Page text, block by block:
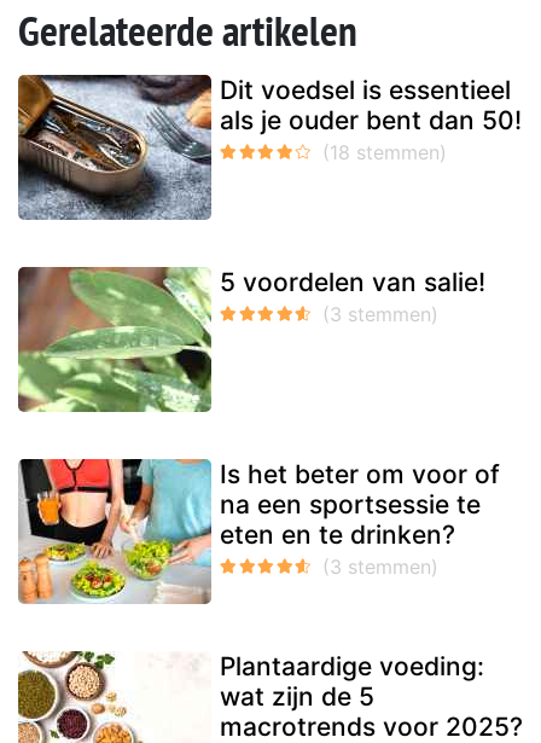
Gerelateerde artikelen
Dit voedsel is essentieel
als je ouder bent dan 50!
5 voordelen van salie!
Is het beter om voor of
na een sportsessie te
eten en te drinken?
Plantaardige voeding:
wat zijn de 5
macrotrends voor 2025?